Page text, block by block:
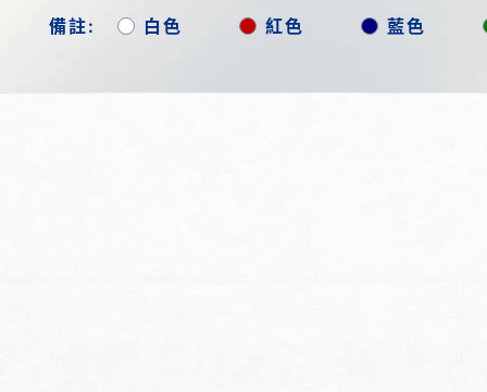
備註: 白色 紅色 藍色